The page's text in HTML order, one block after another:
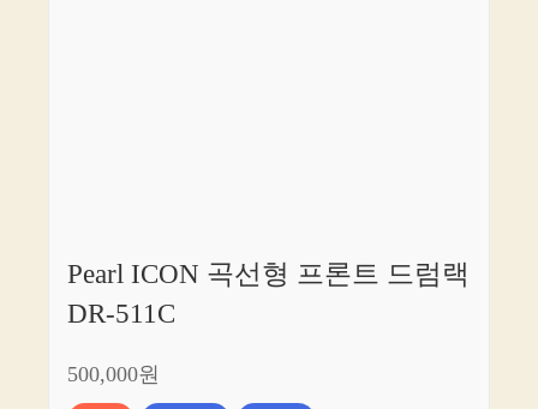
Pearl ICON 곡선형 프론트 드럼랙
DR-511C
500,000원